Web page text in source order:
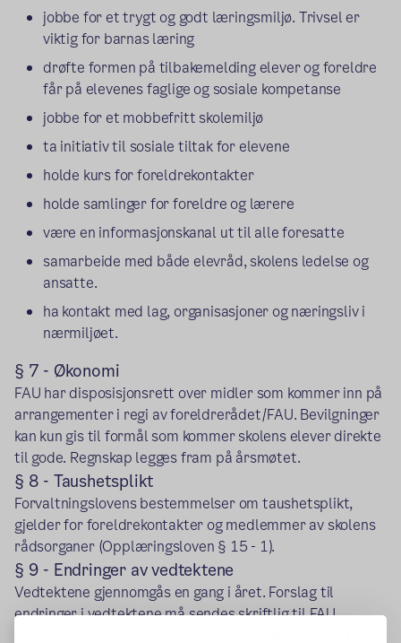
jobbe for et trygt og godt læringsmiljø. Trivsel er
viktig for barnas læring
drøfte formen på tilbakemelding elever og foreldre
får på elevenes faglige og sosiale kompetanse
jobbe for et mobbefritt skolemiljø
ta initiativ til sosiale tiltak for elevene
holde kurs for foreldrekontakter
holde samlinger for foreldre og lærere
være en informasjonskanal ut til alle foresatte
samarbeide med både elevråd, skolens ledelse og
ansatte.
ha kontakt med lag, organisasjoner og næringsliv i
nærmiljøet.
§ 7 - Økonomi
FAU har disposisjonsrett over midler som kommer inn på
arrangementer i regi av foreldrerådet/FAU. Bevilgninger
kan kun gis til formål som kommer skolens elever direkte
til gode. Regnskap legges fram på årsmøtet.
§ 8 - Taushetsplikt
Forvaltningslovens bestemmelser om taushetsplikt,
gjelder for foreldrekontakter og medlemmer av skolens
rådsorganer (Opplæringsloven § 15 - 1).
§ 9 - Endringer av vedtektene
Vedtektene gjennomgås en gang i året. Forslag til
endringer i vedtektene må sendes skriftlig til FAU.